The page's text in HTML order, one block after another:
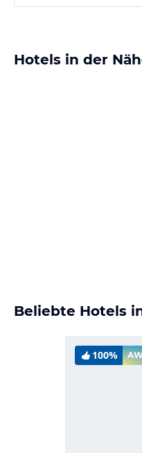
Hotels in der
Beliebte Hotels
100%